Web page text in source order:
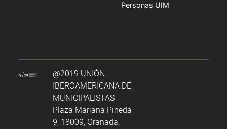
Personas UIM
@2019 UNIÓN
IBEROAMERICANA DE
MUNICIPALISTAS
Plaza Mariana Pineda
9, 18009, Granada,